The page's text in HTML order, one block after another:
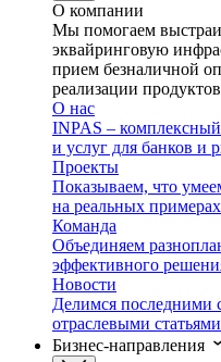
О компании
Мы помогаем
эквайринговую
прием безналичной
реализации
О нас
INPAS –
и услуг для банков и
Проекты
Показываем, что
на реальных
Команда
Объединяем
эффективного
Новости
Делимся последними
отраслевыми
Бизнес-направления